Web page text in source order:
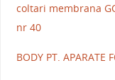
coltari membrana
nr 40
BODY PT. APARATE